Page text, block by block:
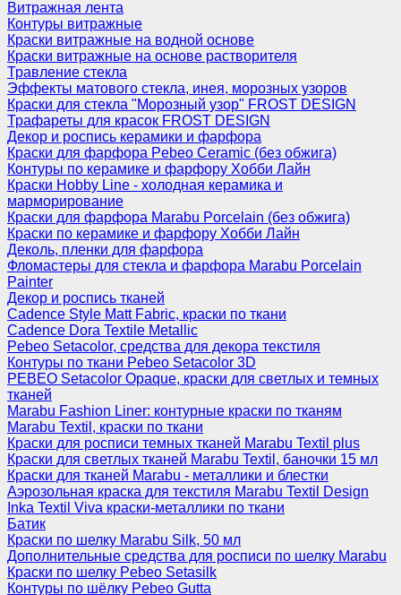
Витражная лента
Контуры витражные
Краски витражные на водной основе
Краски витражные на основе растворителя
Травление стекла
Эффекты матового стекла, инея, морозных узоров
Краски для стекла "Морозный узор" FROST DESIGN
Трафареты для красок FROST DESIGN
Декор и роспись керамики и фарфора
Краски для фарфора Pebeo Ceramic (без обжига)
Контуры по керамике и фарфору Хобби Лайн
Краски Hobby Line - холодная керамика и
марморирование
Краски для фарфора Marabu Porcelain (без обжига)
Краски по керамике и фарфору Хобби Лайн
Деколь, пленки для фарфора
Фломастеры для стекла и фарфора Marabu Porcelain
Painter
Декор и роспись тканей
Cadence Style Matt Fabric, краски по ткани
Cadence Dora Textile Metallic
Pebeo Setacolor, средства для декора текстиля
Контуры по ткани Pebeo Setacolor 3D
PEBEO Setacolor Opaque, краски для светлых и темных
тканей
Marabu Fashion Liner: контурные краски по тканям
Marabu Textil, краски по ткани
Краски для росписи темных тканей Marabu Textil plus
Краски для светлых тканей Marabu Textil, баночки 15 мл
Краски для тканей Marabu - металлики и блестки
Аэрозольная краска для текстиля Marabu Textil Design
Inka Textil Viva краски-металлики по ткани
Батик
Краски по шелку Marabu Silk, 50 мл
Дополнительные средства для росписи по шелку Marabu
Краски по шелку Pebeo Setasilk
Контуры по шёлку Pebeo Gutta